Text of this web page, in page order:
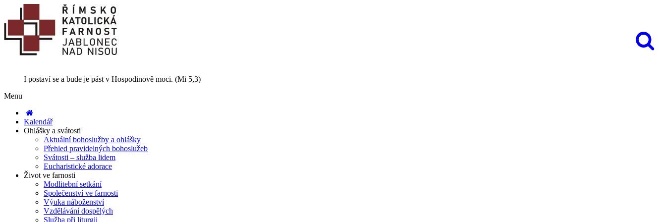
I postaví se a bude je pást v Hospodinově moci. (Mi 5,3)
Menu
Kalendář
Ohlášky a svátosti
Aktuální bohoslužby a ohlášky
Přehled pravidelných bohoslužeb
Svátosti – služba lidem
Eucharistické adorace
Život ve farnosti
Modlitební setkání
Společenství ve farnosti
Výuka náboženství
Vzdělávání dospělých
Služba při liturgii